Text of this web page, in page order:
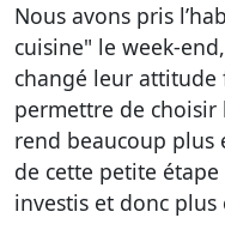
Nous avons pris
cuisine" le week-
changé leur attitude
permettre de choisir
rend beaucoup plus
de cette petite
investis et donc